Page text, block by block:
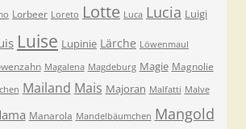
Lorbeer Loreto Lotte Luca Lucia Luigi
Luise Lupinie Lärche Löwenmaul
Magalena Magdeburg Magie Magnolie
Mailand Mais Majoran Malfatti Malve
Manarola Mandelbäumchen Mangold